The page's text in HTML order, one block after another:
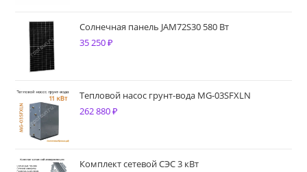
Солнечная панель JAM72S30 580 Вт
35 250₽
Тепловой насос грунт-вода MG-03SFXLN
262 880₽
Комплект сетевой СЭС 3 кВт